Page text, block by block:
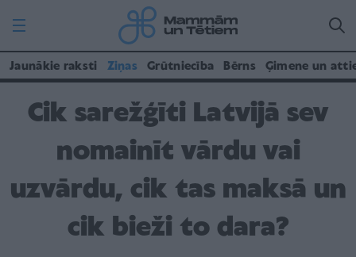
Jaunākie raksti Ziņas Grūtniecība Bērns Ģimene un
Cik sarežģīti Latvijā sev
nomainīt vārdu vai
uzvārdu, cik tas maksā un
cik bieži to dara?